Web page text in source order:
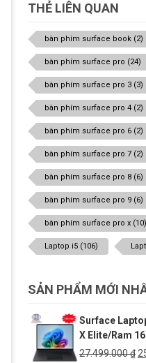
THẺ LIÊN QUAN
bàn phím surface book (2)
bàn phím surface pro (24)
bàn phím surface pro 3 (3)
bàn phím surface pro 4 (2)
bàn phím surface pro 6 (2)
bàn phím surface pro 7 (2)
bàn phím surface pro 8 (6)
bàn phím surface pro 9 (6)
bàn phím surface pro x (10)
Laptop i5 (106)
SẢN PHẨM MỚI
Surface
X Elite/Ram
27.499.000₫